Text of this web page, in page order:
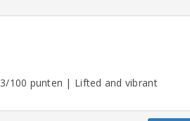
100 punten | Lifted and vibrant